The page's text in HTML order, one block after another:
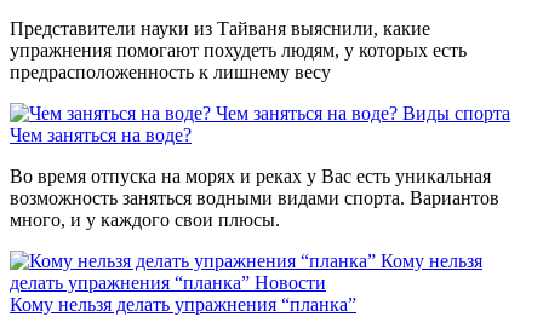
Представители науки из Тайваня выяснили, какие
упражнения помогают похудеть людям, у которых есть
предрасположенность к лишнему весу
Чем заняться на воде? Виды спорта
Чем заняться на воде?
Во время отпуска на морях и реках у Вас есть уникальная
возможность заняться водными видами спорта. Вариантов
много, и у каждого свои плюсы.
Кому нельзя
делать упражнения “планка” Новости
Кому нельзя делать упражнения “планка”